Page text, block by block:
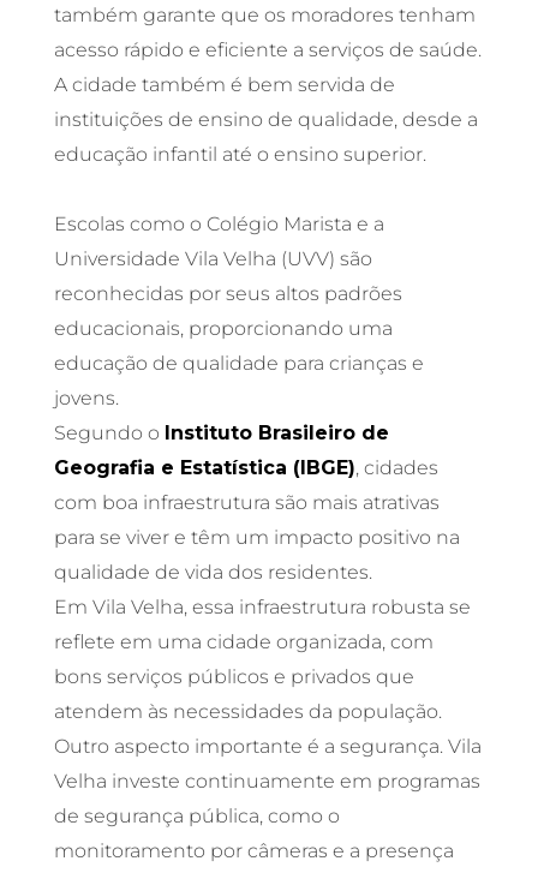
também garante que os moradores tenham
acesso rápido e eficiente a serviços de saúde.
A cidade também é bem servida de
instituições de ensino de qualidade, desde a
educação infantil até o ensino superior.
Escolas como o Colégio Marista e a
Universidade Vila Velha (UVV) são
reconhecidas por seus altos padrões
educacionais, proporcionando uma
educação de qualidade para crianças e
jovens.
Segundo o Instituto Brasileiro de
Geografia e Estatística (IBGE), cidades
com boa infraestrutura são mais atrativas
para se viver e têm um impacto positivo na
qualidade de vida dos residentes.
Em Vila Velha, essa infraestrutura robusta se
reflete em uma cidade organizada, com
bons serviços públicos e privados que
atendem às necessidades da população.
Outro aspecto importante é a segurança. Vila
Velha investe continuamente em programas
de segurança pública, como o
monitoramento por câmeras e a presença